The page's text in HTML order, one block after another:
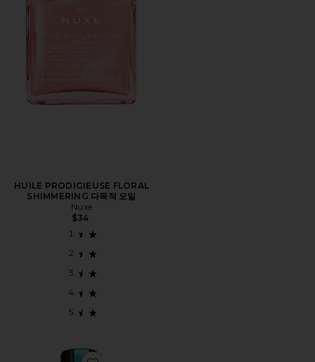
HUILE PRODIGIEUSE FLORAL
SHIMMERING 다목적 오일
Nuxe
$34